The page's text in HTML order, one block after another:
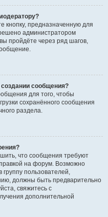
кнопку, предназначенную для
администратором
пройдёте через ряд шагов,
создании сообщения?
для того, чтобы
сохранённого сообщения
раздела.
что сообщения требуют
на форум. Возможно
группу пользователей,
должны быть предварительно
свяжитесь с
дополнительной